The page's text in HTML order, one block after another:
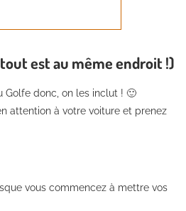
est au même endroit !)
Golfe donc, on les inclut ! 🙂
attention à votre voiture et prenez
vous commencez à mettre vos